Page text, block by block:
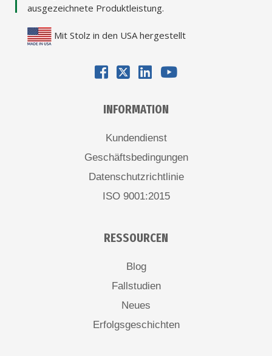
ausgezeichnete Produktleistung.
Mit Stolz in den USA hergestellt
INFORMATION
Kundendienst
Geschäftsbedingungen
Datenschutzrichtlinie
ISO 9001:2015
RESSOURCEN
Blog
Fallstudien
Neues
Erfolgsgeschichten